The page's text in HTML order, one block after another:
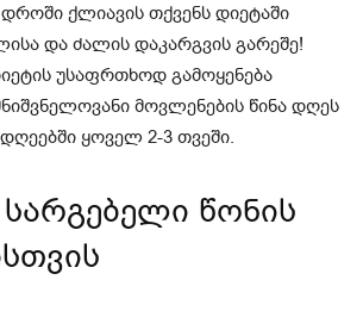
ქლიავის თქვენს დიეტაში
და ძალის დაკარგვის გარეშე!
უსაფრთხოდ გამოყენება
მოვლენების წინა დღეს
ყოველ 2-3 თვეში.
წონის